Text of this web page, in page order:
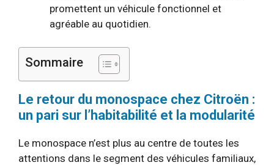
promettent un véhicule fonctionnel et
agréable au quotidien.
Sommaire
Le retour du monospace chez Citroën :
un pari sur l’habitabilité et la modularité
Le monospace n’est plus au centre de toutes les
attentions dans le segment des véhicules familiaux,